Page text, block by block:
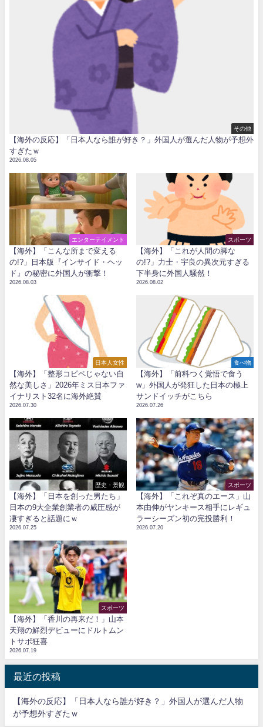
その他
【海外の反応】「日本人なら誰が好き？」外国人が選んだ人物が予想外
すぎたｗ
2026.08.05
エンターテイメント
【海外】「こんな所まで変える
の!?」日本版『インサイド・ヘッ
ド』の秘密に外国人が衝撃！
2026.08.03
スポーツ
【海外】「これが人間の脚な
の!?」力士・宇良の異次元すぎる
下半身に外国人騒然！
2026.08.02
日本人女性
【海外】「整形コピペじゃない自
然な美しさ」2026年ミス日本ファ
イナリスト32名に海外絶賛
2026.07.30
食べ物
【海外】「前科つく覚悟で食う
w」外国人が発狂した日本の極上
サンドイッチがこちら
2026.07.26
歴史・景観
【海外】「日本を創った男たち」
日本の9大企業創業者の威圧感が
凄すぎると話題にｗ
2026.07.25
スポーツ
【海外】「これぞ真のエース」山
本由伸がヤンキース相手にレギュ
ラーシーズン初の完投勝利！
2026.07.20
スポーツ
【海外】「香川の再来だ！」山本
天翔の鮮烈デビューにドルトムン
トサポ狂喜
2026.07.19
最近の投稿
【海外の反応】「日本人なら誰が好き？」外国人が選んだ人物
が予想外すぎたｗ